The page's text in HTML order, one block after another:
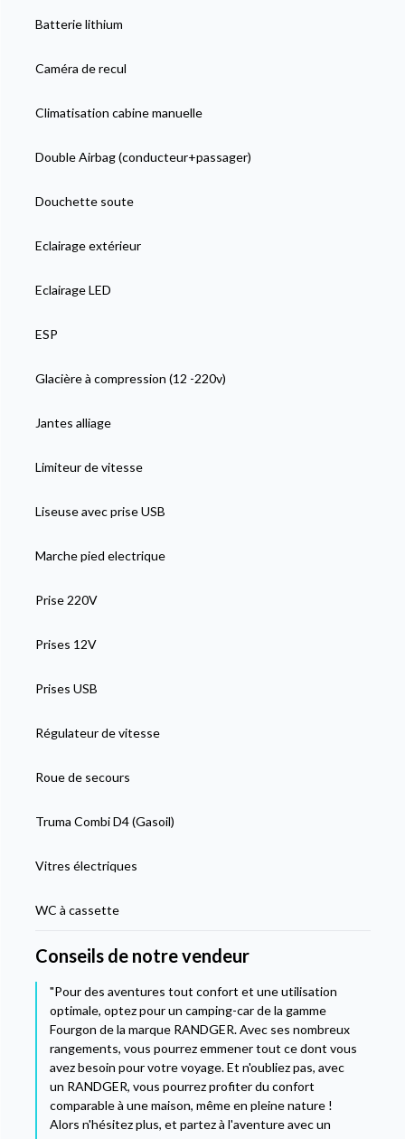
Batterie lithium
Caméra de recul
Climatisation cabine manuelle
Double Airbag (conducteur+passager)
Douchette soute
Eclairage extérieur
Eclairage LED
ESP
Glacière à compression (12 -220v)
Jantes alliage
Limiteur de vitesse
Liseuse avec prise USB
Marche pied electrique
Prise 220V
Prises 12V
Prises USB
Régulateur de vitesse
Roue de secours
Truma Combi D4 (Gasoil)
Vitres électriques
WC à cassette
Conseils de notre vendeur
"Pour des aventures tout confort et une utilisation
optimale, optez pour un camping-car de la gamme
Fourgon de la marque RANDGER. Avec ses nombreux
rangements, vous pourrez emmener tout ce dont vous
avez besoin pour votre voyage. Et n'oubliez pas, avec
un RANDGER, vous pourrez profiter du confort
comparable à une maison, même en pleine nature !
Alors n'hésitez plus, et partez à l'aventure avec un